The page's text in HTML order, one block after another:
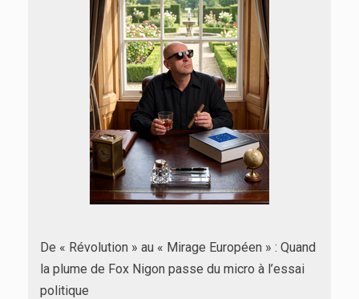
De « Révolution » au « Mirage Européen » : Quand
la plume de Fox Nigon passe du micro à l’essai
politique